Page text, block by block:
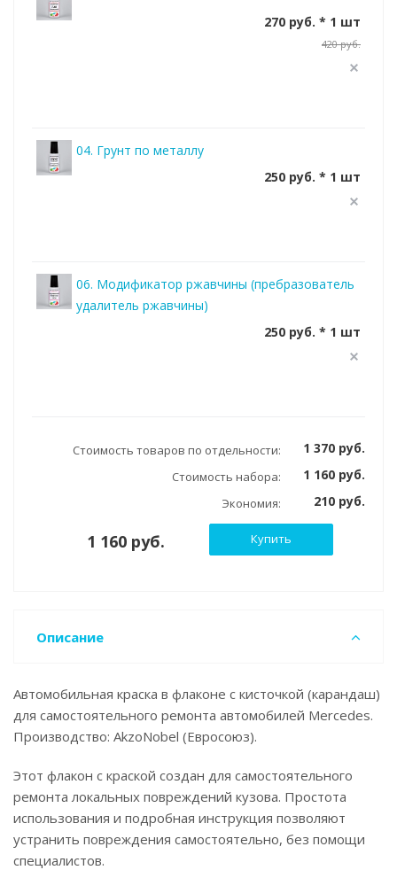
270 руб. * 1 шт
420 руб.
04. Грунт по металлу
250 руб. * 1 шт
06. Модификатор ржавчины (пребразователь
удалитель ржавчины)
250 руб. * 1 шт
Стоимость товаров по отдельности: 1 370 руб.
Стоимость набора: 1 160 руб.
Экономия: 210 руб.
1 160 руб. Купить
Описание
Автомобильная краска в флаконе с кисточкой (карандаш)
для самостоятельного ремонта автомобилей Mercedes.
Производство: AkzoNobel (Евросоюз).
Этот флакон с краской создан для самостоятельного
ремонта локальных повреждений кузова. Простота
использования и подробная инструкция позволяют
устранить повреждения самостоятельно, без помощи
специалистов.